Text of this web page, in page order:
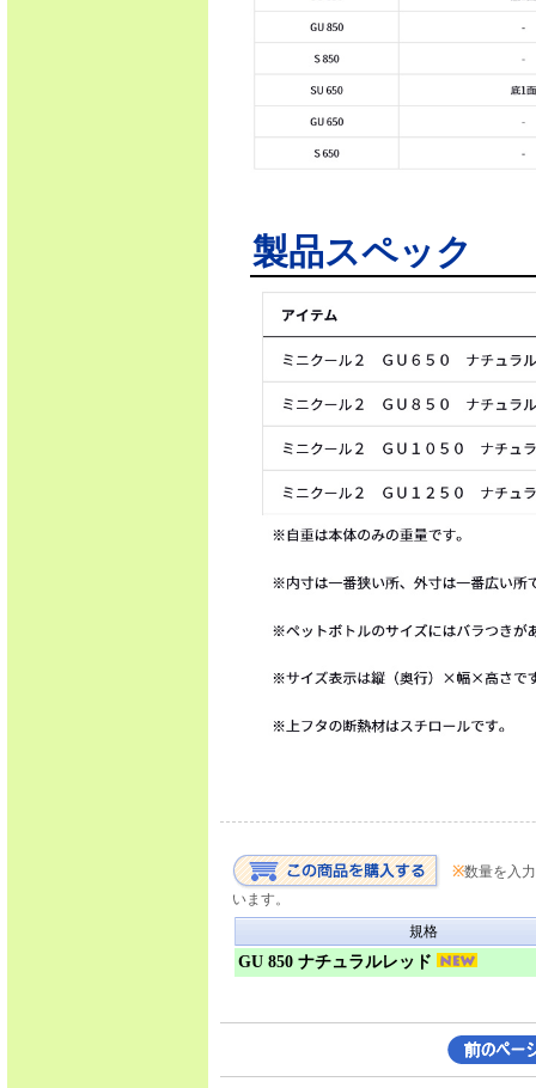
製品スペック
※数量を入
います。
規格
GU 850 ナチュラルレッド